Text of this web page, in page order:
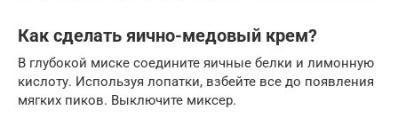
Как сделать яично-медовый крем?
В глубокой миске соедините яичные белки и лимонную
кислоту. Используя лопатки, взбейте все до появления
мягких пиков. Выключите миксер.